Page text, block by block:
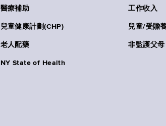
醫療補助
兒童健康計劃(CHP)
老人配藥
NY State of Health
工作收入
兒童/受贍
非監護父母